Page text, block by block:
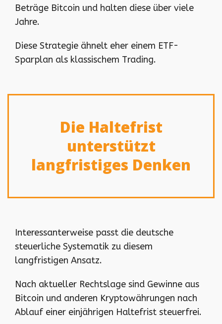
Beträge Bitcoin und halten diese über viele
Jahre.
Diese Strategie ähnelt eher einem ETF-
Sparplan als klassischem Trading.
Die Haltefrist
unterstützt
langfristiges Denken
Interessanterweise passt die deutsche
steuerliche Systematik zu diesem
langfristigen Ansatz.
Nach aktueller Rechtslage sind Gewinne aus
Bitcoin und anderen Kryptowährungen nach
Ablauf einer einjährigen Haltefrist steuerfrei.